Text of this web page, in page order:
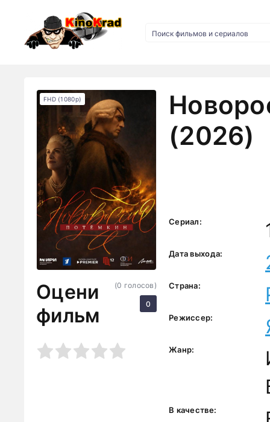
(2026)
FHD (1080p)
Оцени
фильм
5
(0 голосов)
0
Сериал:
Дата выхода:
Страна:
Режиссер:
Жанр:
В качестве: